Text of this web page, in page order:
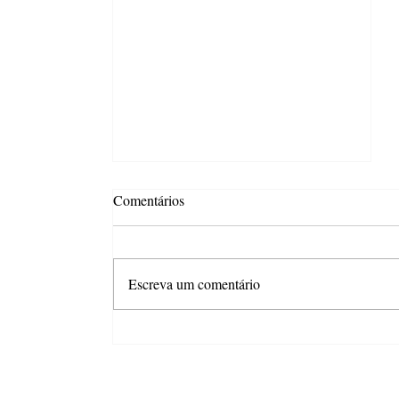
Comentários
Escreva um comentário